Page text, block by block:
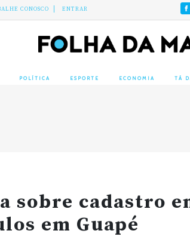
CONOSCO ENTRAR
POLÍTICA ESPORTE ECONOMIA TÁ
sobre cadastro
em Guapé